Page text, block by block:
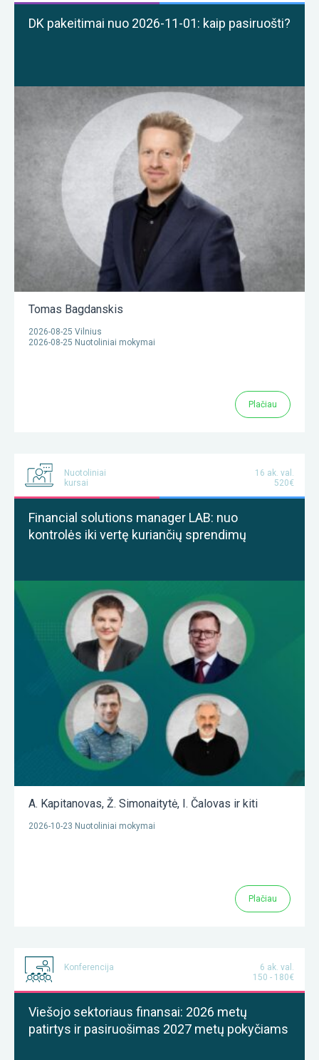
DK pakeitimai nuo 2026-11-01: kaip pasiruošti?
Tomas Bagdanskis
2026-08-25 Vilnius
2026-08-25 Nuotoliniai mokymai
Plačiau
Nuotoliniai
kursai
16 ak. val.
520€
Financial solutions manager LAB: nuo
kontrolės iki vertę kuriančių sprendimų
A. Kapitanovas, Ž. Simonaitytė, I. Čalovas ir kiti
2026-10-23 Nuotoliniai mokymai
Plačiau
Konferencija
6 ak. val.
150 - 180€
Viešojo sektoriaus finansai: 2026 metų
patirtys ir pasiruošimas 2027 metų pokyčiams